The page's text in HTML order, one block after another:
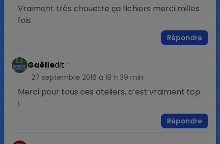
Vraiment très chouette ça fichiers merci milles
fois
Répondre
Gaëlledit :
27 septembre 2016 à 18 h 39 min
Merci pour tous ces ateliers, c’est vraiment top
!
Répondre